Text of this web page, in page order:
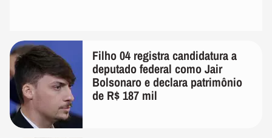
Filho 04 registra candidatura a
deputado federal como Jair
Bolsonaro e declara patrimônio
de R$ 187 mil